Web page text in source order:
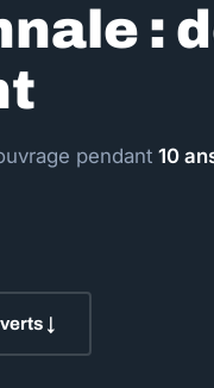
:
pendant 10
↓